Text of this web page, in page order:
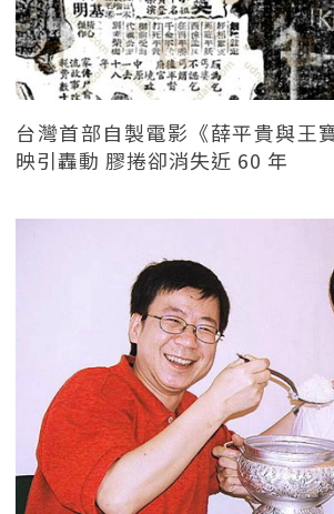
台灣首部自製電影《薛平貴與王
映引轟動 膠捲卻消失近 60 年